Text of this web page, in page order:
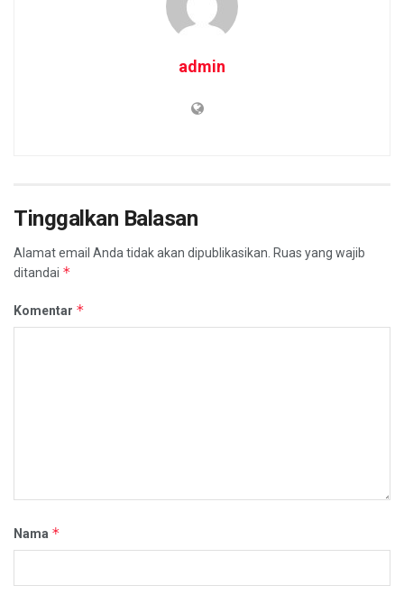
admin
Tinggalkan Balasan
Alamat email Anda tidak akan dipublikasikan. Ruas yang wajib
ditandai *
Komentar *
Nama *